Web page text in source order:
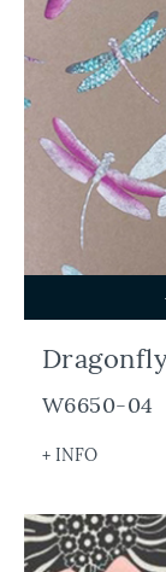
W6650-04
+ INFO